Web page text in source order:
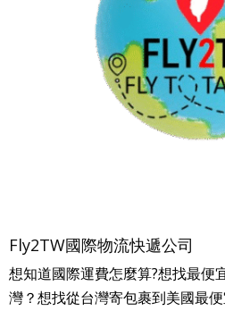
Fly2TW國際物流快遞公司
想知道國際運費怎麼算?想找最便
灣？想找從台灣寄包裹到美國最